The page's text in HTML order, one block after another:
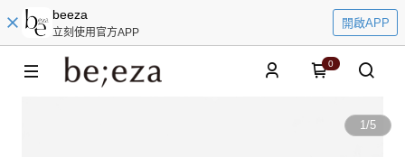
beeza
立刻使用官方APP
開啟APP
0
1/5